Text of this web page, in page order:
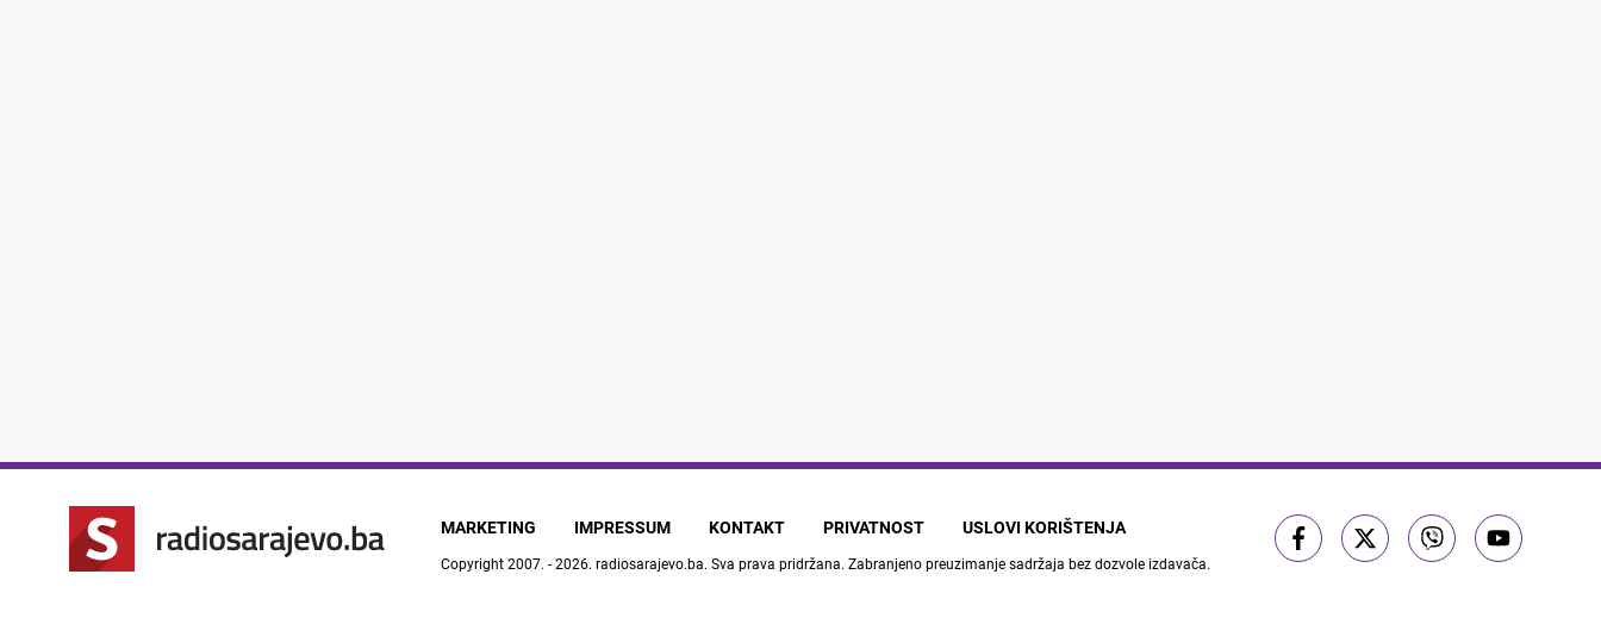
MARKETING IMPRESSUM KONTAKT PRIVATNOST USLOVI KORIŠTENJA
Copyright 2007. - 2026. radiosarajevo.ba. Sva prava pridržana. Zabranjeno preuzimanje sadržaja bez dozvole izdavača.